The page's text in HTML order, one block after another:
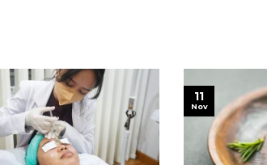
11
Nov